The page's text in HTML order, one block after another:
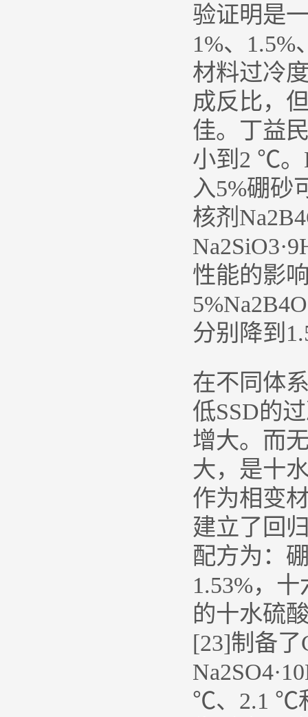
验证明是
1%、1.5%
材料过冷
成反比，
佳。丁益
小到2 ℃。
入5%硼砂
核剂
性能的影
分别降到
在不同体
低SSD的
增大。而
大，是十
作为相变
建立了回
配方为：
1.53%，
的十水硫
[23]制备了
℃、2.1 ℃